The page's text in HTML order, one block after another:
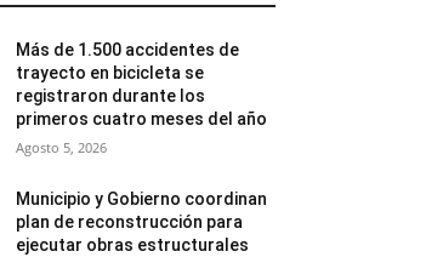
Más de 1.500 accidentes de
trayecto en bicicleta se
registraron durante los
primeros cuatro meses del año
Agosto 5, 2026
Municipio y Gobierno coordinan
plan de reconstrucción para
ejecutar obras estructurales